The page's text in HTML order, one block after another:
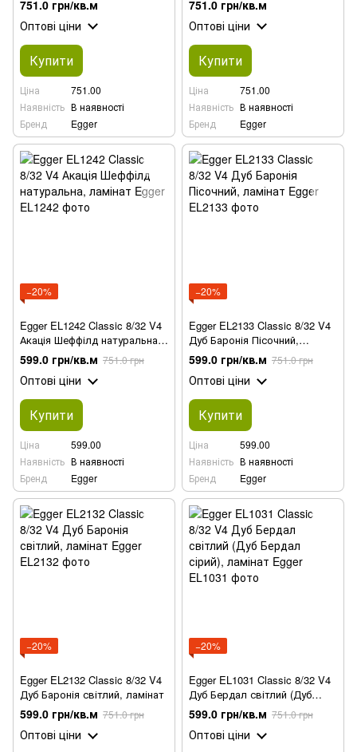
751.0 грн/кв.м
Оптові ціни
Купити
Ціна
751.00
Наявність В наявності
Бренд
Egger
751.0 грн/кв.м
Оптові ціни
Купити
Ціна
751.00
Наявність В наявності
Бренд
Egger
−20%
Egger EL1242 Classic 8/32 V4
Акація Шеффілд натуральна,
ламінат
599.0 грн/кв.м 751.0 грн
Оптові ціни
Купити
Ціна
599.00
Наявність В наявності
Бренд
Egger
−20%
Egger EL2133 Classic 8/32 V4
Дуб Баронія Пісочний,
ламінат
599.0 грн/кв.м 751.0 грн
Оптові ціни
Купити
Ціна
599.00
Наявність В наявності
Бренд
Egger
−20%
Egger EL2132 Classic 8/32 V4
Дуб Баронія світлий, ламінат
599.0 грн/кв.м 751.0 грн
Оптові ціни
−20%
Egger EL1031 Classic 8/32 V4
Дуб Бердал світлий (Дуб
Бердал сірий), ламінат
599.0 грн/кв.м 751.0 грн
Оптові ціни